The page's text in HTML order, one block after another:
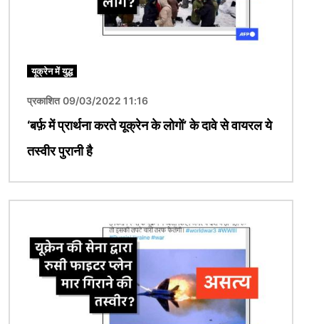
यूक्रेन में युद्ध
प्रकाशित 09/03/2022 11:16
‘बर्फ़ में प्रार्थना करते यूक्रेन के लोगों’ के दावे से वायरल ये
तस्वीर पुरानी है